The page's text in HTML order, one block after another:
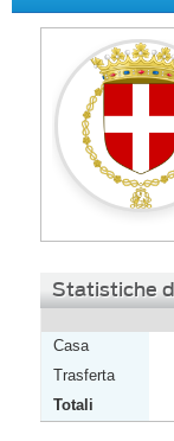
Statistiche
Casa
Trasferta
Totali